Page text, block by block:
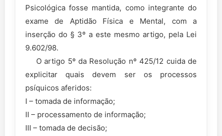
Psicológica fosse mantida, como integrante do
exame de Aptidão Física e Mental, com a
inserção do § 3º a este mesmo artigo, pela Lei
9.602/98.
O artigo 5º da Resolução nº 425/12 cuida de
explicitar quais devem ser os processos
psíquicos aferidos:
I – tomada de informação;
II – processamento de informação;
III – tomada de decisão;